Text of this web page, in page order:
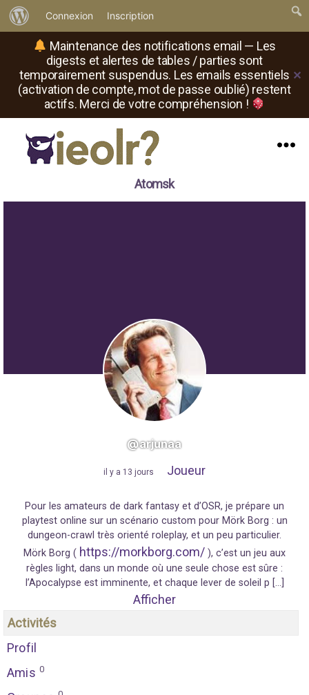
Maintenance des notifications email — Les
digests et alertes de tables / parties sont
temporairement suspendus. Les emails essentiels
(activation de compte, mot de passe oublié) restent
actifs. Merci de votre compréhension !
✕
propos
de
WordPress
Connexion Inscription
où
Atomsk
@arjunaa
il y a 13 jours Joueur
Pour les amateurs de dark fantasy et d’OSR, je prépare un
playtest online sur un scénario custom pour Mörk Borg : un
dungeon-crawl très orienté roleplay, et un peu particulier.
Mörk Borg ( https://morkborg.com/ ), c’est un jeu aux
règles light, dans un monde où une seule chose est sûre :
l’Apocalypse est imminente, et chaque lever de soleil p […]
Afficher
Activités
Profil
Amis 0